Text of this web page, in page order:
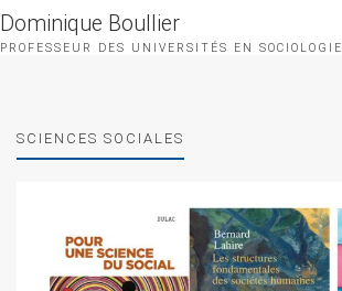
Dominique Boullier
PROFESSEUR DES UNIVERSITÉS EN SOCIOLOGIE
SCIENCES SOCIALES